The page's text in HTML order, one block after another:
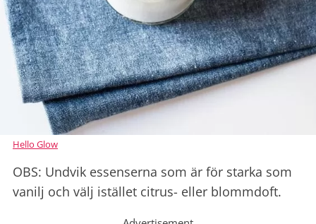
Hello Glow
OBS: Undvik essenserna som är för starka som
vanilj och välj istället citrus- eller blommdoft.